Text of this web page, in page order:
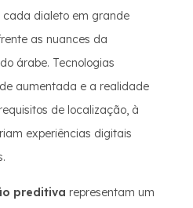
dialeto em grande
as nuances da
árabe. Tecnologias
aumentada e a realidade
de localização, à
experiências digitais
preditiva representam um